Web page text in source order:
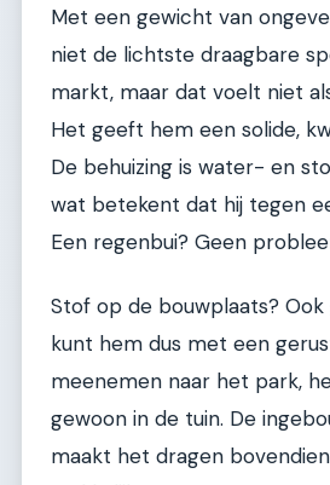
Met een gewicht van
niet de lichtste draagbare
markt, maar dat voelt niet
Het geeft hem een solide,
De behuizing is water- en
wat betekent dat hij tegen
Een regenbui? Geen
Stof op de bouwplaats? Ook
kunt hem dus met een
meenemen naar het park,
gewoon in de tuin. De
maakt het dragen